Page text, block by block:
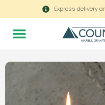
Express delivery